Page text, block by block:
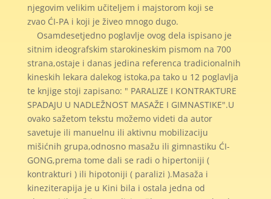
njegovim velikim učiteljem i majstorom koji se
zvao ĆI-PA i koji je živeo mnogo dugo.
Osamdesetjedno poglavlje ovog dela ispisano je
sitnim ideografskim starokineskim pismom na 700
strana,ostaje i danas jedina referenca tradicionalnih
kineskih lekara dalekog istoka,pa tako u 12 poglavlja
te knjige stoji zapisano: " PARALIZE I KONTRAKTURE
SPADAJU U NADLEŽNOST MASAŽE I GIMNASTIKE".U
ovako sažetom tekstu možemo videti da autor
savetuje ili manuelnu ili aktivnu mobilizaciju
mišićnih grupa,odnosno masažu ili gimnastiku ĆI-
GONG,prema tome dali se radi o hipertoniji (
kontrakturi ) ili hipotoniji ( paralizi ).Masaža i
kineziterapija je u Kini bila i ostala jedna od